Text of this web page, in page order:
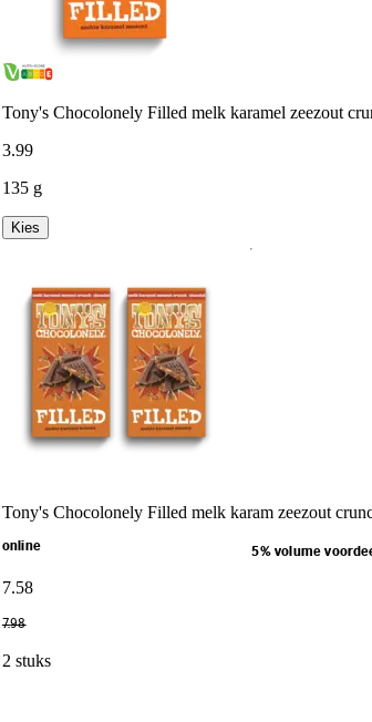
Tony's Chocolonely Filled melk karamel zeezout
3.99
135 g
Kies
Tony's Chocolonely Filled melk karam zeezout
online 5% volume
7.58
7.98
2 stuks